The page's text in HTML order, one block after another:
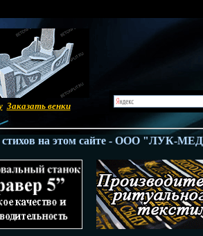
Заказать венки
на этом сайте - ООО "ЛУК-МЕДИА".